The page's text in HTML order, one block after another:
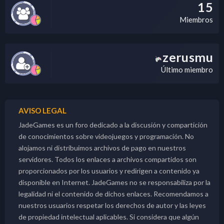
15
Miembros
zerusmu
Último miembro
AVISO LEGAL
JadeGames es un foro dedicado a la discusión y compartición
de conocimientos sobre videojuegos y programación. No
alojamos ni distribuimos archivos de pago en nuestros
servidores. Todos los enlaces a archivos compartidos son
proporcionados por los usuarios y redirigen a contenido ya
disponible en Internet. JadeGames no se responsabiliza por la
legalidad ni el contenido de dichos enlaces. Recomendamos a
nuestros usuarios respetar los derechos de autor y las leyes
de propiedad intelectual aplicables. Si considera que algún